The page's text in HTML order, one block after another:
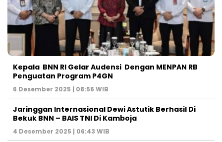
Kepala BNN RI Gelar Audensi Dengan MENPAN RB
Penguatan Program P4GN
6 Desember 2025 | 08:56 WIB
Jaringgan Internasional Dewi Astutik Berhasil Di
Bekuk BNN – BAIS TNI Di Kamboja
4 Desember 2025 | 06:43 WIB